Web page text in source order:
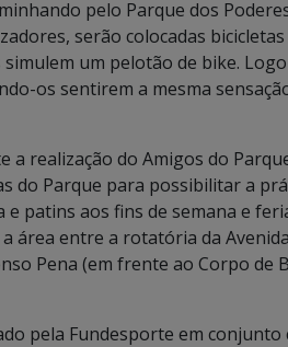
pelo Parque dos
serão colocadas
um pelotão de bike.
os sentirem a mesma
a realização do Amigos do
do Parque para possibilitar a
e patins aos fins de semana e
área entre a rotatória da
Pena (em frente ao Corpo de
pela Fundesporte em conjunto